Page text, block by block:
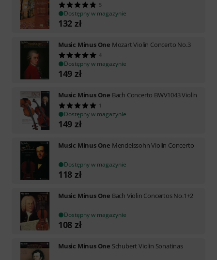
5
Dostępny w magazynie
132 zł
Music Minus One Mozart Violin Concerto No.3
4
Dostępny w magazynie
149 zł
Music Minus One Bach Concerto BWV1043 Violin
1
Dostępny w magazynie
149 zł
Music Minus One Mendelssohn Violin Concerto
Dostępny w magazynie
118 zł
Music Minus One Bach Violin Concertos No.1+2
Dostępny w magazynie
108 zł
Music Minus One Schubert Violin Sonatinas